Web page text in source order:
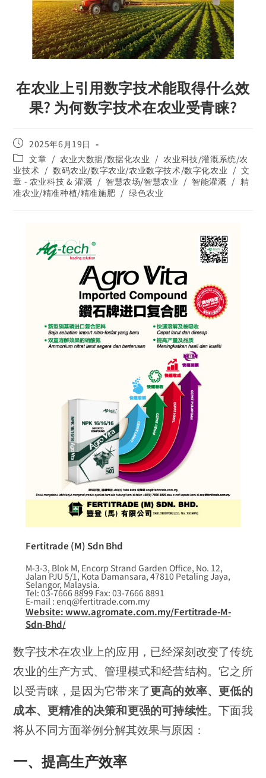
在农业上引用数字技术能取得什么效
果? 为何数字技术在农业受青睐?
2025年6月19日
文章 / 农业大数据/数据化农业 / 农业科技/灌溉系统/农
业技术 / 数码农业/数字农业/农业数字技术/数字化农业 / 文
章 - 农业科技 & 灌溉 / 智慧农场/智慧农业 / 智能灌溉 / 精
准农业/精准种植/精准施肥 / 绿色农业
Fertitrade (M) Sdn Bhd
M-3-3, Blok M, Encorp Strand Garden Office, No. 12,
Jalan PJU 5/1, Kota Damansara, 47810 Petaling Jaya,
Selangor, Malaysia.
Tel: 03-7666 8899 Fax: 03-7666 8891
E-mail : enq@fertitrade.com.my
Website: www.agromate.com.my/Fertitrade-M-
Sdn-Bhd/
数字技术在农业上的应用，已经深刻改变了传统
农业的生产方式、管理模式和经营结构。它之所
以受青睐，是因为它带来了更高的效率、更低的
成本、更精准的决策和更强的可持续性。下面我
将从不同方面举例分解其效果与原因：
一、提高生产效率